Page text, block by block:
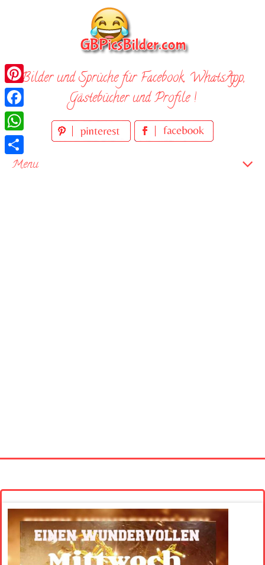
Bilder und Sprüche für Facebook, WhatsApp,
Gästebücher und Profile !
Menu
Pinterest
Facebook
WhatsApp
Teilen